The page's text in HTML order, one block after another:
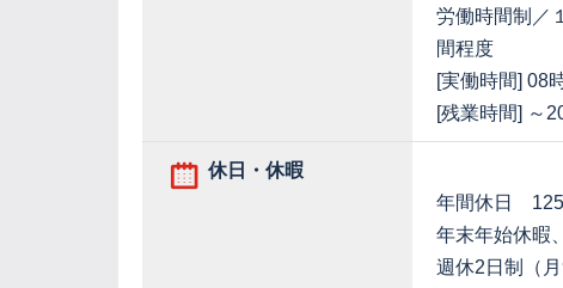
労働時間制／
間程度
[実働時間] 08
[残業時間] ～
休日・休暇
年間休日 125
年末年始休暇
週休2日制（